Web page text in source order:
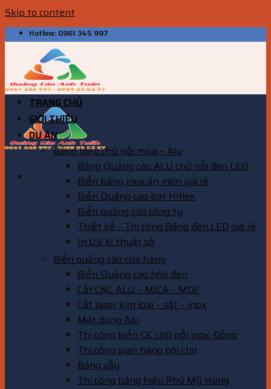
Skip to content
Hotline: 0961 345 997
TRANG CHỦ
GIỚI THIỆU
DỰ ÁN
Bảng hiệu chữ nổi mica – Alu
Bảng Quảng cáo ALU chữ nổi đèn LED
Biển bảng inox ăn mòn giá rẻ
Biển Quảng cáo bạt Hiflex
Biển quảng cáo công ty
Thiết kế – Thi công Bảng đèn LED giá rẻ
In UV kĩ thuật số
Biển quảng cáo cửa hàng
Biển Quảng cáo hộp đèn
Cắt CNC ALU – MICA – MDF
Cắt laser kim loại – sắt – inox
Mặt dựng Alu
Thi công biển QC chữ nổi inox-Đồng
Thi công gian hàng hội chợ
Bảng vẫy
Thi công bảng hiệu Phú Mỹ Hưng